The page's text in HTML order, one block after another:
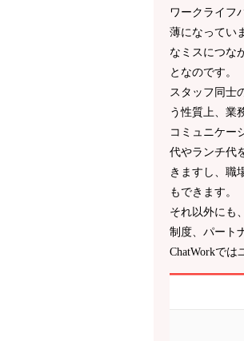
ワークライフ
薄になってい
なミスにつな
となのです。
スタッフ同士
う性質上、業
コミュニケー
代やランチ代
きますし、職
もできます。
それ以外にも
制度、パート
ChatWorkでは